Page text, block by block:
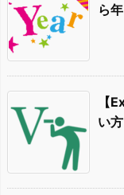
ら
【
い